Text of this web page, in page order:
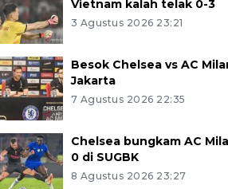
Vietnam kalah telak 0-3
3 Agustus 2026 23:21
Besok Chelsea vs AC
Jakarta
7 Agustus 2026 22:35
Chelsea bungkam AC
0 di SUGBK
8 Agustus 2026 23:27